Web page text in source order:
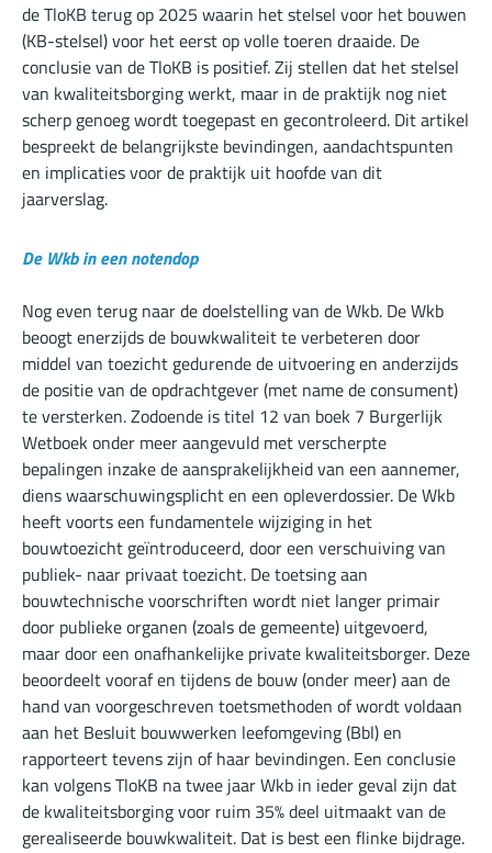
de TloKB terug op 2025 waarin het stelsel voor het bouwen
(KB-stelsel) voor het eerst op volle toeren draaide. De
conclusie van de TloKB is positief. Zij stellen dat het stelsel
van kwaliteitsborging werkt, maar in de praktijk nog niet
scherp genoeg wordt toegepast en gecontroleerd. Dit artikel
bespreekt de belangrijkste bevindingen, aandachtspunten
en implicaties voor de praktijk uit hoofde van dit
jaarverslag.
De Wkb in een notendop
Nog even terug naar de doelstelling van de Wkb. De Wkb
beoogt enerzijds de bouwkwaliteit te verbeteren door
middel van toezicht gedurende de uitvoering en anderzijds
de positie van de opdrachtgever (met name de consument)
te versterken. Zodoende is titel 12 van boek 7 Burgerlijk
Wetboek onder meer aangevuld met verscherpte
bepalingen inzake de aansprakelijkheid van een aannemer,
diens waarschuwingsplicht en een opleverdossier. De Wkb
heeft voorts een fundamentele wijziging in het
bouwtoezicht geïntroduceerd, door een verschuiving van
publiek- naar privaat toezicht. De toetsing aan
bouwtechnische voorschriften wordt niet langer primair
door publieke organen (zoals de gemeente) uitgevoerd,
maar door een onafhankelijke private kwaliteitsborger. Deze
beoordeelt vooraf en tijdens de bouw (onder meer) aan de
hand van voorgeschreven toetsmethoden of wordt voldaan
aan het Besluit bouwwerken leefomgeving (Bbl) en
rapporteert tevens zijn of haar bevindingen. Een conclusie
kan volgens TloKB na twee jaar Wkb in ieder geval zijn dat
de kwaliteitsborging voor ruim 35% deel uitmaakt van de
gerealiseerde bouwkwaliteit. Dat is best een flinke bijdrage.